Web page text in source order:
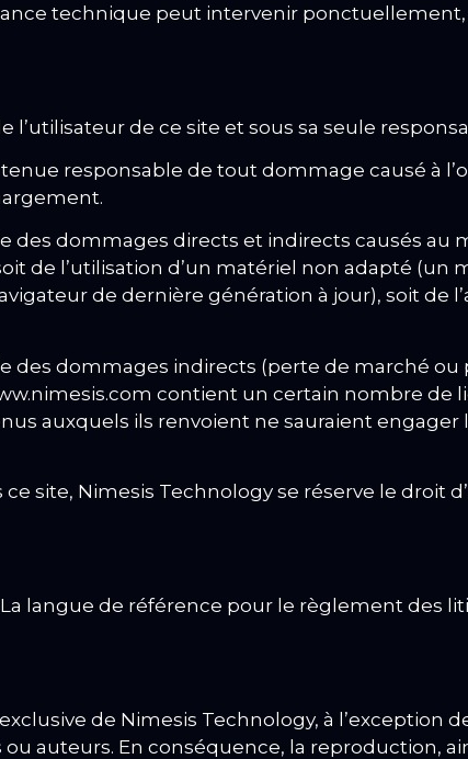
technique peut intervenir
de ce site et sous sa seule
responsable de tout dommage causé à
dommages directs et indirects causés au
de l’utilisation d’un matériel non adapté (un
de dernière génération à jour), soit de
des dommages indirects (perte de marché ou
contient un certain nombre de
auxquels ils renvoient ne sauraient engager
site, Nimesis Technology se réserve le droit
La langue de référence pour le règlement des
de Nimesis Technology, à l’exception
ou auteurs. En conséquence, la reproduction,